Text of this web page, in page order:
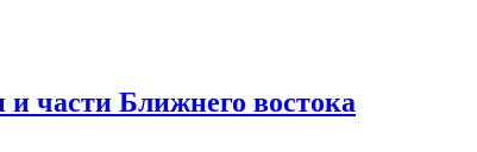
части Ближнего востока